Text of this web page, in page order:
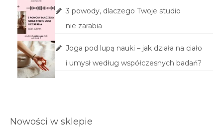
3 powody, dlaczego Twoje studio
nie zarabia
Joga pod lupą nauki – jak działa na ciało
i umysł według współczesnych badań?
Nowości w sklepie